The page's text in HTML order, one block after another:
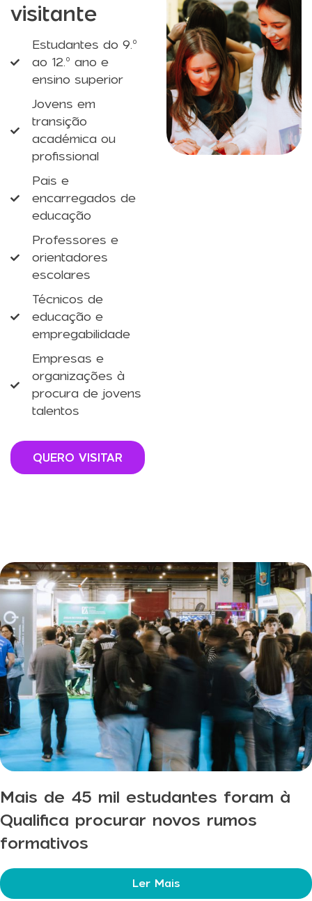
visitante
Estudantes do 9.º
ao 12.º ano e
ensino superior
Jovens em
transição
académica ou
profissional
Pais e
encarregados de
educação
Professores e
orientadores
escolares
Técnicos de
educação e
empregabilidade
Empresas e
organizações à
procura de jovens
talentos
QUERO VISITAR
Mais de 45 mil estudantes foram à
Qualifica procurar novos rumos
formativos
Ler Mais